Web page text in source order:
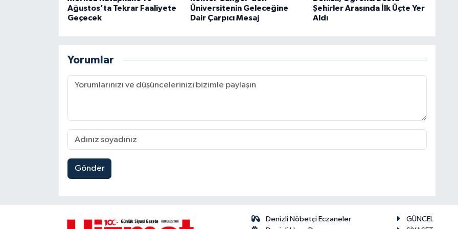
Ağustos’ta Tekrar Faaliyete
Geçecek
Üniversitenin Geleceğine
Dair Çarpıcı Mesaj
Şehirler Arasında İlk Üçte Yer
Aldı
Yorumlar
Gönder
Denizli Nöbetçi Eczaneler
GÜNCEL